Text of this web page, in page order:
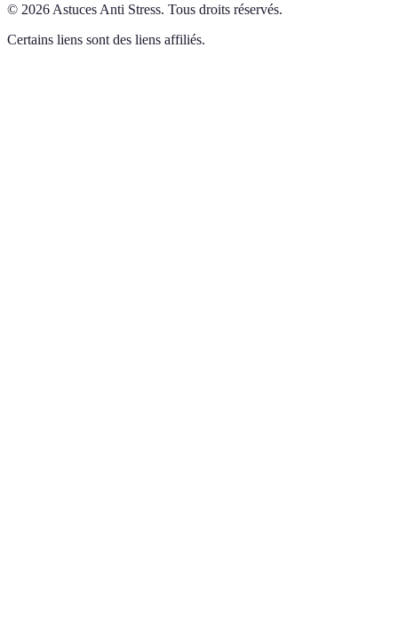
© 2026 Astuces Anti Stress. Tous droits réservés.
Certains liens sont des liens affiliés.